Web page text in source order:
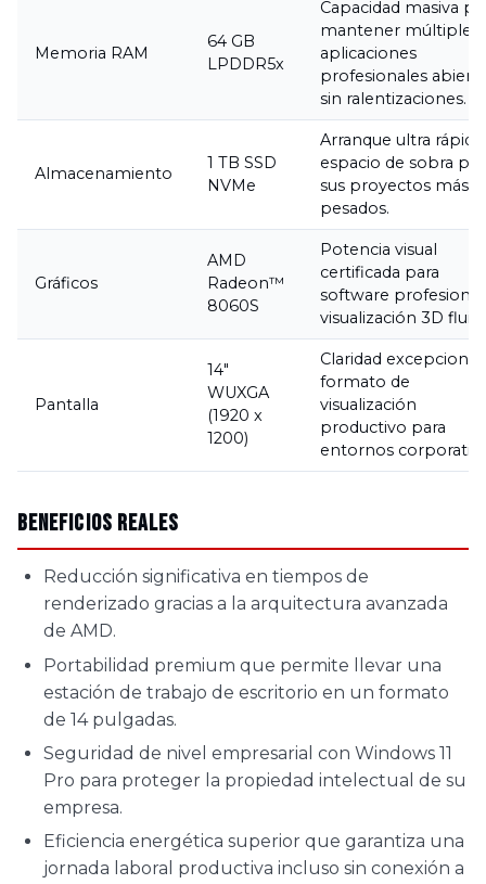
Memoria RAM
64 GB
LPDDR5x
Capacidad masiva
mantener múltiples
aplicaciones
profesionales
sin ralentizaciones.
Almacenamiento
1 TB SSD
NVMe
Arranque ultra
espacio de sobra
sus proyectos más
pesados.
Gráficos
AMD
Radeon™
8060S
Potencia visual
certificada para
software profesional
visualización 3D
Pantalla
14"
WUXGA
(1920 x
1200)
Claridad excepcional
formato de
visualización
productivo para
entornos
Beneficios Reales
Reducción significativa en tiempos de
renderizado gracias a la arquitectura avanzada
de AMD.
Portabilidad premium que permite llevar una
estación de trabajo de escritorio en un formato
de 14 pulgadas.
Seguridad de nivel empresarial con Windows 11
Pro para proteger la propiedad intelectual de su
empresa.
Eficiencia energética superior que garantiza una
jornada laboral productiva incluso sin conexión a